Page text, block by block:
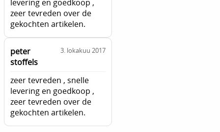
levering en goedkoop ,
zeer tevreden over de
gekochten artikelen.
peter
stoffels
3. lokakuu 2017
zeer tevreden , snelle
levering en goedkoop ,
zeer tevreden over de
gekochten artikelen.